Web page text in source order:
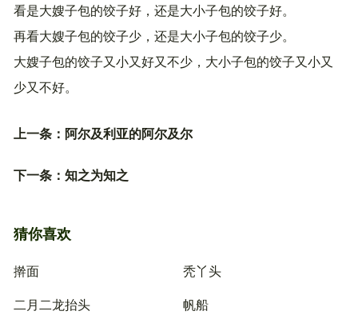
看是大嫂子包的饺子好，还是大小子包的饺子好。
再看大嫂子包的饺子少，还是大小子包的饺子少。
大嫂子包的饺子又小又好又不少，大小子包的饺子又小又
少又不好。
上一条： 阿尔及利亚的阿尔及尔
下一条： 知之为知之
猜你喜欢
擀面
秃丫头
二月二龙抬头
帆船